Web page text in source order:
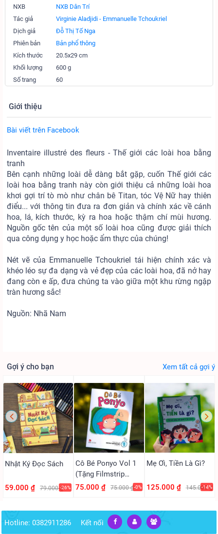
NXB
NXB Dân Trí
Tác giả
Virginie Aladjidi - Emmanuelle Tchoukriel
Dịch giả
Đỗ Thị Tố Nga
Phiên bản
Bản phổ thông
Kích thước
20.5x29 cm
Khối lượng
600 g
Số trang
60
Giới thiệu
Bài viết trên Facebook
Inventaire illustré des fleurs - Thế giới các loài hoa bằng
tranh
Bên cạnh những loài dễ dàng bắt gặp, cuốn Thế giới các
loài hoa bằng tranh này còn giới thiệu cả những loài hoa
khơi gợi trí tò mò như chân bê Titan, tóc Vệ Nữ hay thiên
điểu... với thông tin đưa ra đơn giản và chính xác về cánh
hoa, lá, kích thước, kỳ ra hoa hoặc thậm chí mùi hương.
Nguồn gốc tên của một số loài hoa cũng được giải thích
qua công dụng y học hoặc ẩm thực của chúng!
Nét vẽ của Emmanuelle Tchoukriel tái hiện chính xác và
khéo léo sự đa dạng và vẻ đẹp của các loài hoa, đã nở hay
đang còn e ấp, đưa chúng ta vào giữa một khu rừng ngập
tràn hương sắc!
Nguồn: Nhã Nam
Gợi ý cho bạn Xem tất cả gợi ý
Nhật Ký Đọc Sách
59.000 ₫ 79.000 ₫-26%
Cô Bé Ponyo Vol 1
(Tặng Filmstrip
PVC)
75.000 ₫ 75.000 ₫-0%
Mẹ Ơi, Tiền Là Gì?
125.000 ₫ 145.000 ₫
-14%
Hotline: 0382911286 Kết nối